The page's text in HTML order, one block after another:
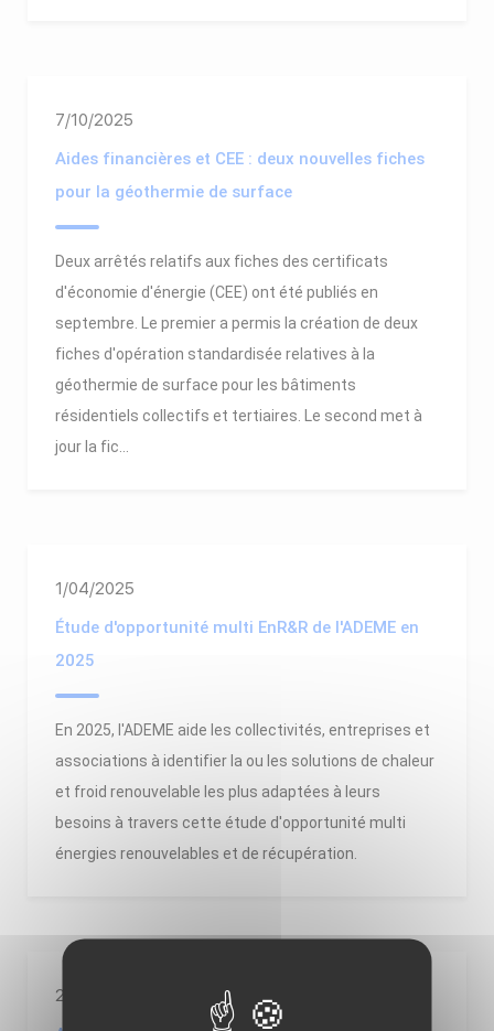
7/10/2025
Aides financières et CEE : deux nouvelles fiches
pour la géothermie de surface
Deux arrêtés relatifs aux fiches des certificats
d'économie d'énergie (CEE) ont été publiés en
septembre. Le premier a permis la création de deux
fiches d'opération standardisée relatives à la
géothermie de surface pour les bâtiments
résidentiels collectifs et tertiaires. Le second met à
jour la fic...
1/04/2025
Étude d'opportunité multi EnR&R de l'ADEME en
2025
En 2025, l'ADEME aide les collectivités, entreprises et
associations à identifier la ou les solutions de chaleur
et froid renouvelable les plus adaptées à leurs
besoins à travers cette étude d'opportunité multi
énergies renouvelables et de récupération.
28/02/2025